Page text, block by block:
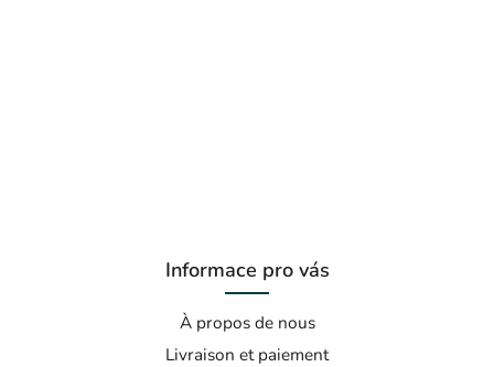
Informace pro vás
À propos de nous
Livraison et paiement